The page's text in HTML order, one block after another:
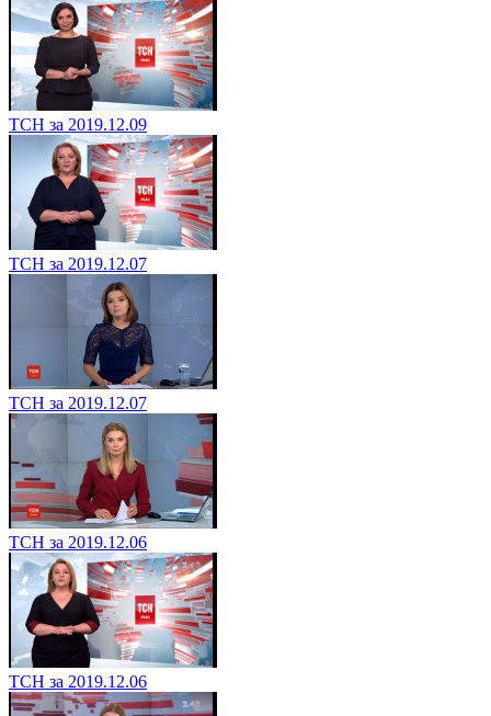
ТСН за 2019.12.09
ТСН за 2019.12.07
ТСН за 2019.12.07
ТСН за 2019.12.06
ТСН за 2019.12.06